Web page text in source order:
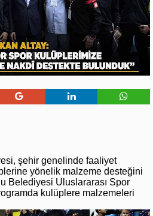
şehir genelinde faaliyet
yönelik malzeme desteğini
Belediyesi Uluslararası Spor
kulüplere malzemeleri